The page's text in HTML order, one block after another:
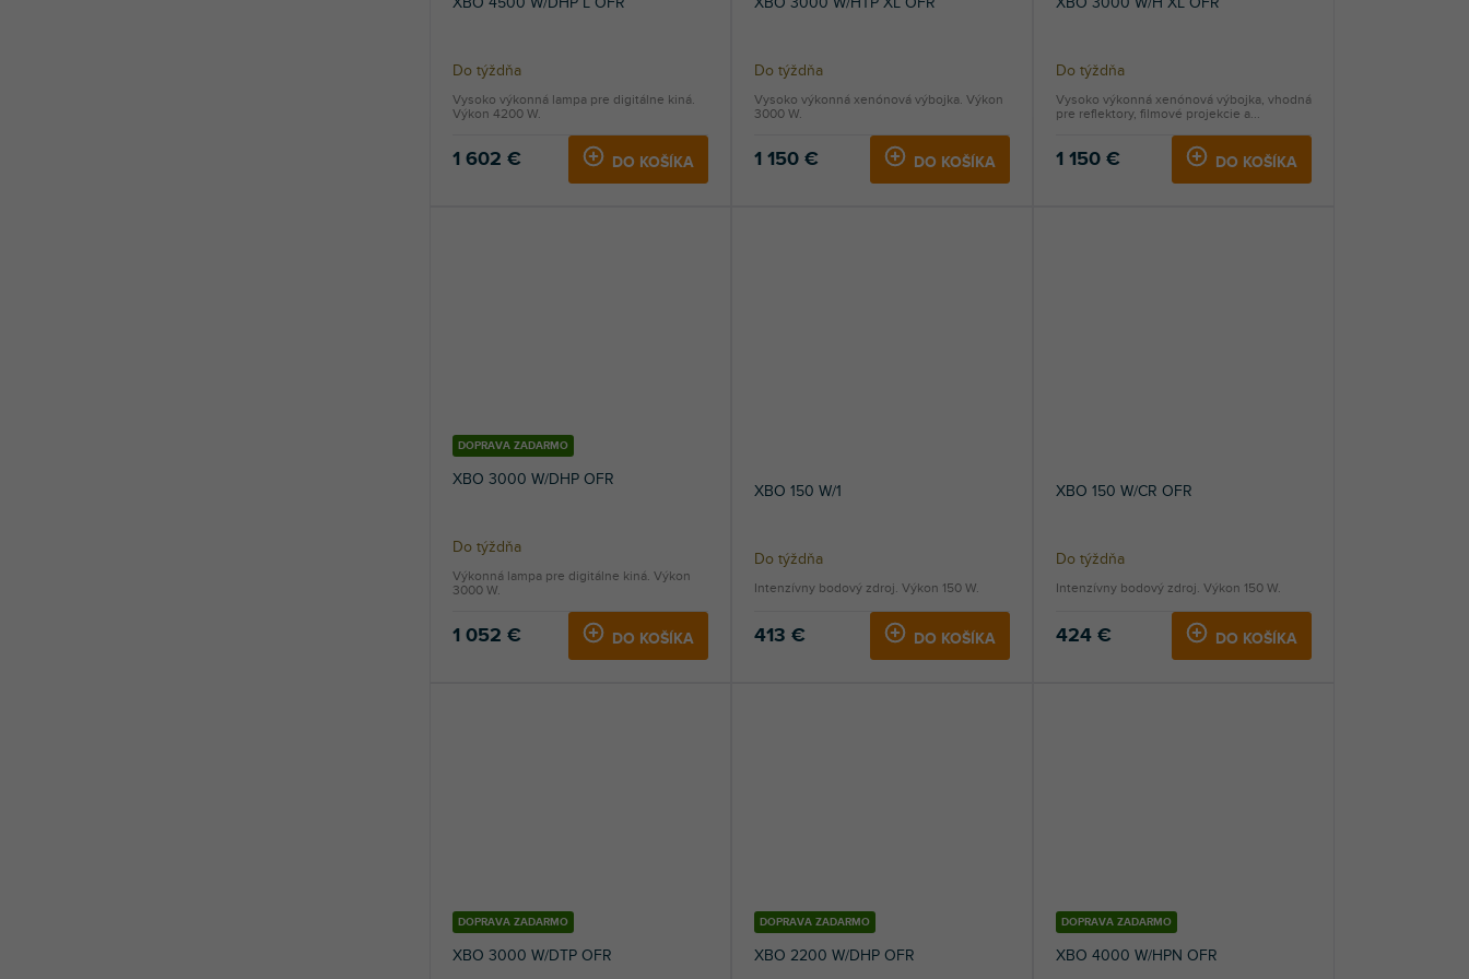
Do týždňa
1 602 € DO KOŠÍKA
Vysoko výkonná lampa pre digitálne kiná.
Výkon 4200 W.
Do týždňa
1 150 € DO KOŠÍKA
Vysoko výkonná xenónová výbojka. Výkon
3000 W.
Do týždňa
1 150 € DO KOŠÍKA
Vysoko výkonná xenónová výbojka, vhodná
pre reflektory, filmové projekcie a...
DOPRAVA ZADARMO
XBO 3000 W/DHP OFR
Do týždňa
1 052 € DO KOŠÍKA
Výkonná lampa pre digitálne kiná. Výkon
3000 W.
XBO 150 W/1
Do týždňa
413 € DO KOŠÍKA
Intenzívny bodový zdroj. Výkon 150 W.
XBO 150 W/CR OFR
Do týždňa
424 € DO KOŠÍKA
Intenzívny bodový zdroj. Výkon 150 W.
DOPRAVA ZADARMO
XBO 3000 W/DTP OFR
DOPRAVA ZADARMO
XBO 2200 W/DHP OFR
DOPRAVA ZADARMO
XBO 4000 W/HPN OFR